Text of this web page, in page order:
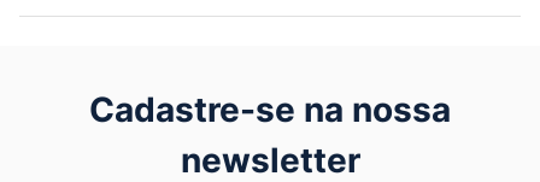
Cadastre-se na nossa
newsletter